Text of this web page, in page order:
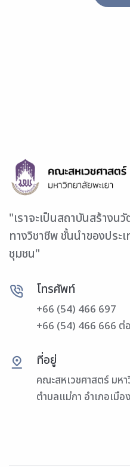
"เราจะเป็นสถาบันสร้างน
ทางวิชาชีพ ชั้นนำของประ
ชุมชน"
โทรศัพท์
+66 (54) 466 697
+66 (54) 466 666 ต่
ที่อยู่
คณะสหเวชศาสตร์ มห
ตำบลแม่กา อำเภอเมือ